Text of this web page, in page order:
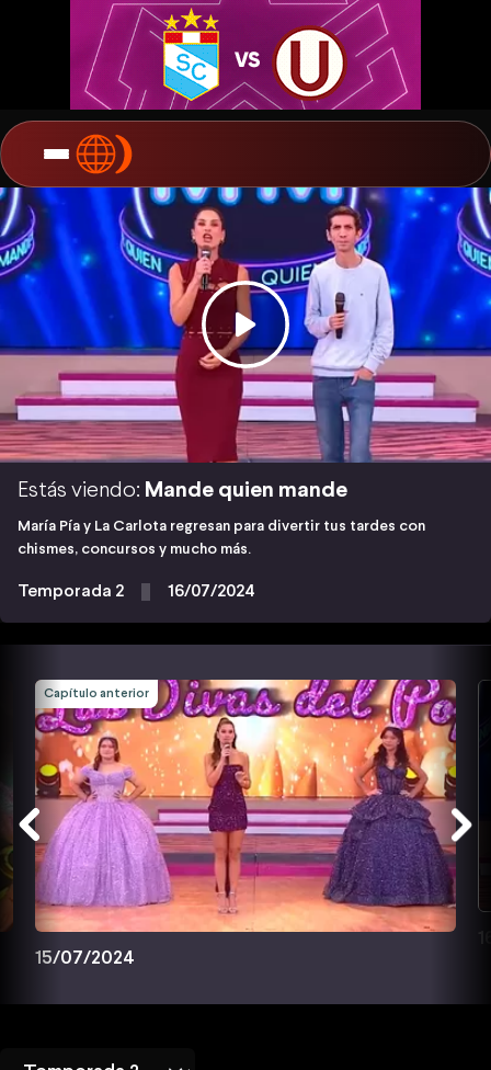
Estás viendo: Mande quien mande
María Pía y La Carlota regresan para divertir tus tardes con
chismes, concursos y mucho más.
Temporada 2 16/07/2024
Capítulo anterior
15/07/2024